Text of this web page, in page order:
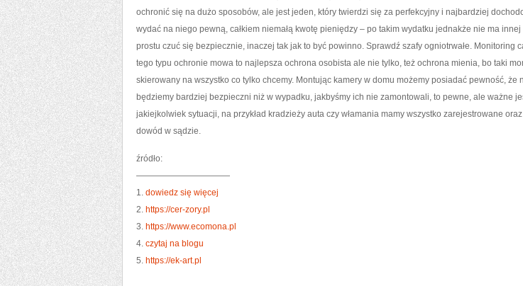
ochronić się na dużo sposobów, ale jest jeden, który twierdzi się za perfekcyjny i najbardziej
wydać na niego pewną, całkiem niemałą kwotę pieniędzy – po takim wydatku jednakże nie ma
prostu czuć się bezpiecznie, inaczej tak jak to być powinno. Sprawdź szafy ogniotrwałe. Monitoring
tego typu ochronie mowa to najlepsza ochrona osobista ale nie tylko, też ochrona mienia, bo taki
skierowany na wszystko co tylko chcemy. Montując kamery w domu możemy posiadać pewność, że
będziemy bardziej bezpieczni niż w wypadku, jakbyśmy ich nie zamontowali, to pewne, ale ważne
jakiejkolwiek sytuacji, na przykład kradzieży auta czy włamania mamy wszystko zarejestrowane
dowód w sądzie.
źródło:
———————————
1. dowiedz się więcej
2. https://cer-zory.pl
3. https://www.ecomona.pl
4. czytaj na blogu
5. https://ek-art.pl